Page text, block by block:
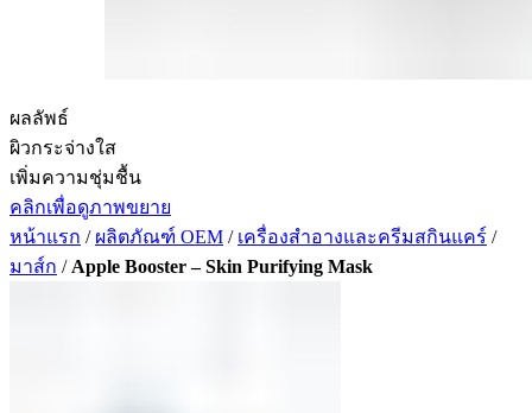
ผลลัพธ์
ผิวกระจ่างใส
เพิ่มความชุ่มชื้น
คลิกเพื่อดูภาพขยาย
หน้าแรก / ผลิตภัณฑ์ OEM / เครื่องสำอางและครีมสกินแคร์ /
มาส์ก / Apple Booster – Skin Purifying Mask